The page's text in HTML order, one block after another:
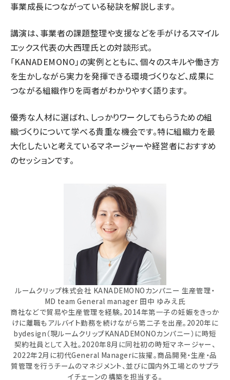
事業成長につながっている秘訣を解説します。
講演は、事業者の課題整理や支援などを手がけるスマイル
エックス代表の大西理氏との対談形式。
「KANADEMONO」の実例とともに、個々のスキルや働き方
を生かしながら実力を発揮できる環境づくりなど、成果に
つながる組織作りを両者がわかりやすく語ります。
優秀な人材に選ばれ、しっかりワークしてもらうための組
織づくりについて学べる貴重な機会です。特に組織力を最
大化したいと考えているマネージャーや経営者におすすめ
のセッションです。
ルームクリップ株式会社 KANADEMONOカンパニー 生産管理・
MD team General manager 田中 ゆみえ氏
商社などで貿易や生産管理を経験。2014年第一子の妊娠をきっか
けに離職もアルバイト勤務を続けながら第二子を出産。2020年に
bydesign（現ルームクリップKANADEMONOカンパニー）に時短
契約社員として入社。2020年8月に同社初の時短マネージャー、
2022年2月に初代General Managerに抜擢。商品開発・生産・品
質管理を行うチームのマネジメント、並びに国内外工場とのサプラ
イチェーンの構築を担当する。